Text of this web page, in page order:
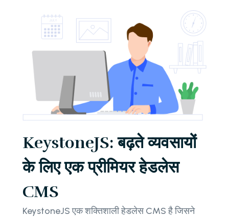
KeystoneJS: बढ़ते व्यवसायों
के लिए एक प्रीमियर हेडलेस
CMS
KeystoneJS एक शक्तिशाली हेडलेस CMS है जिसने